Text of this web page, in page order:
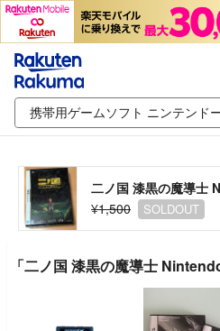
二ノ国 漆黒の魔導士
¥1,500
SOLDOUT
「二ノ国 漆黒の魔導士